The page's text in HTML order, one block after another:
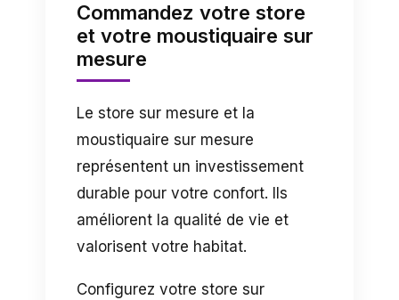
Commandez votre store
et votre moustiquaire sur
mesure
Le store sur mesure et la
moustiquaire sur mesure
représentent un investissement
durable pour votre confort. Ils
améliorent la qualité de vie et
valorisent votre habitat.
Configurez votre store sur